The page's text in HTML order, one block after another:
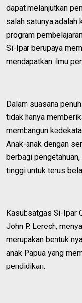
dapat melanjutkan
salah satunya adalah
program
Si-Ipar berupaya
mendapatkan ilmu
Dalam suasana
tidak hanya
membangun
Anak-anak dengan
berbagi
tinggi untuk terus
Kasubsatgas Si-Ipar
John P. Lerech,
merupakan bentuk
anak Papua yang
pendidikan.